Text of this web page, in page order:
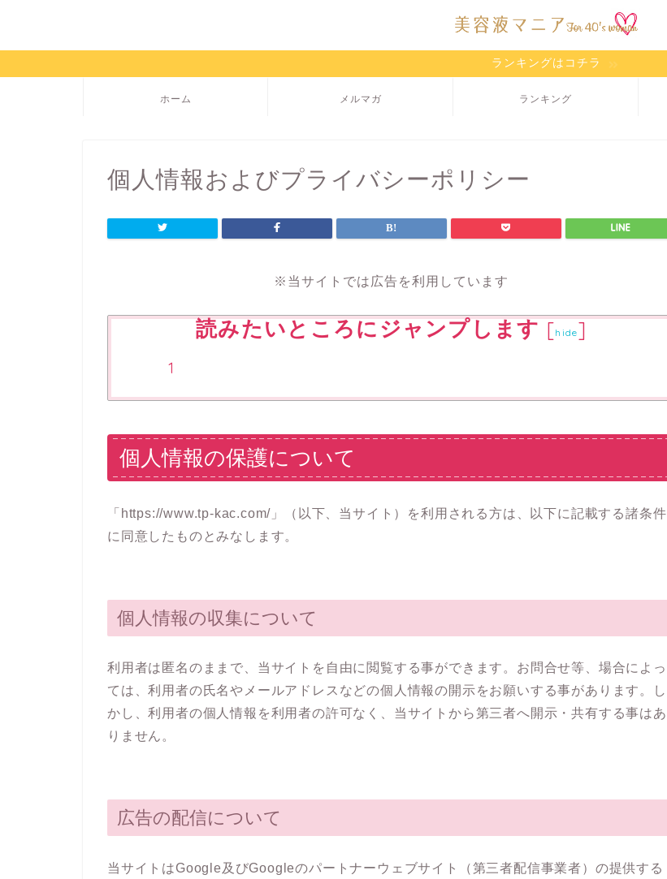
ランキングはコチラ
ホーム メルマガ ランキング
個人情報およびプライバシーポリシー
※当サイトでは広告を利用しています
読みたいところにジャンプします [hide]
個人情報の保護について
「https://www.tp-kac.com/」（以下、当サイト）を利用される方は、以下に記載する諸条件
に同意したものとみなします。
個人情報の収集について
利用者は匿名のままで、当サイトを自由に閲覧する事ができます。お問合せ等、場合によっ
ては、利用者の氏名やメールアドレスなどの個人情報の開示をお願いする事があります。し
かし、利用者の個人情報を利用者の許可なく、当サイトから第三者へ開示・共有する事はあ
りません。
広告の配信について
当サイトはGoogle及びGoogleのパートナーウェブサイト（第三者配信事業者）の提供する